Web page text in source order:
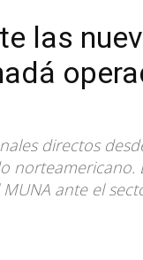
las
directos
norteamericano.
ante el